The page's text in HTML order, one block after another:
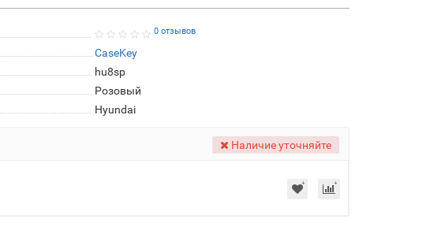
0 отзывов
CaseKey
hu8sp
Розовый
Hyundai
Наличие уточняйте